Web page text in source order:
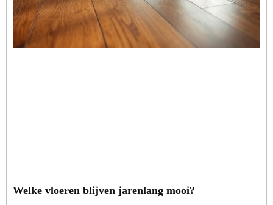
Welke vloeren blijven jarenlang mooi?